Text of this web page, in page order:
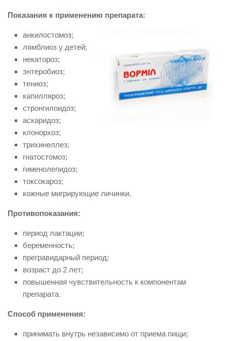
Показания к применению препарата:
анкилостомоз;
лямблиоз у детей;
некатороз;
энтеробиоз;
тениоз;
капилляроз;
стронгилоидоз;
аскаридоз;
клонорхоз;
трихинеллез;
гнатостомоз;
гименолепидоз;
токсокароз;
кожные мигрирующие личинки.
Противопоказания:
период лактации;
беременность;
прегравидарный период;
возраст до 2 лет;
повышенная чувствительность к компонентам
препарата.
Способ применения:
принимать внутрь независимо от приема пищи;